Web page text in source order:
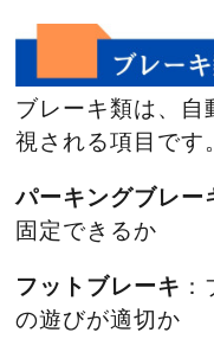
ブレーキ類は、自
視される項目です
パーキングブレー
固定できるか
フットブレーキ
の遊びが適切か